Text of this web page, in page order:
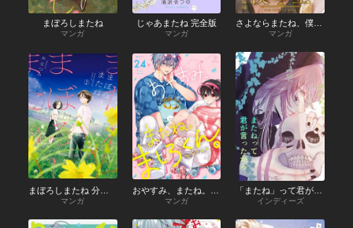
まぼろしまたね
マンガ
じゃあまたね 完全版
マンガ マンガ
マンガ マンガ インディーズ